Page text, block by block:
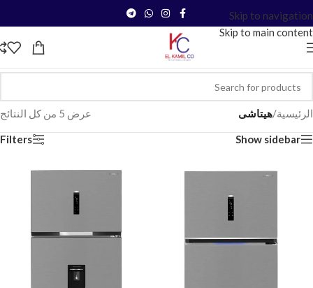
Skip to navigation
Skip to main content
الرئيسية/هيتاشى عرض ⁦5⁩ من كل النتائج
Show sidebar
Filters